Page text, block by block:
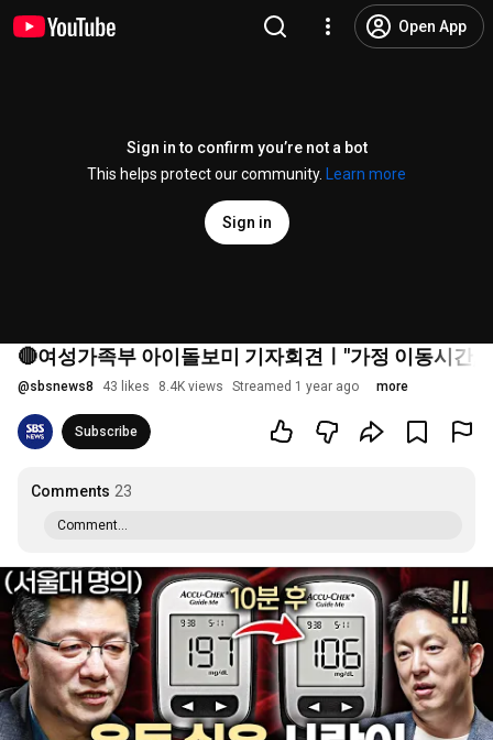
Open App
Sign in to confirm you’re not a bot
This helps protect our community.
Learn more
Sign in
🔴여성가족부 아이돌보미 기자회견ㅣ"가정 이동시간,
@sbsnews8 43 likes 8.4K views Streamed 1 year ago more
Subscribe
Comments 23
Comment...